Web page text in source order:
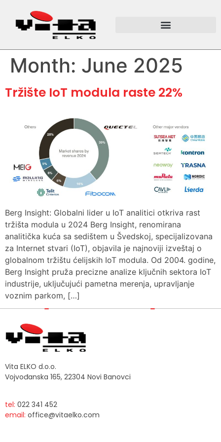
Month: June 2025
Tržište IoT modula raste 22%
Berg Insight: Globalni lider u IoT analitici otkriva rast
tržišta modula u 2024 Berg Insight, renomirana
analitička kuća sa sedištem u Švedskoj, specijalizovana
za Internet stvari (IoT), objavila je najnoviji izveštaj o
globalnom tržištu ćelijskih IoT modula. Od 2004. godine,
Berg Insight pruža precizne analize ključnih sektora IoT
industrije, uključujući pametna merenja, upravljanje
voznim parkom, […]
Vita ELKO d.o.o.
Vojvođanska 165, 22304 Novi Banovci
tel: 022 341 452
email: office@vitaelko.com